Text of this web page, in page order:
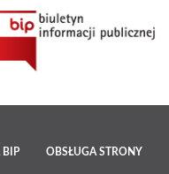
BIP OBSŁUGA STRONY